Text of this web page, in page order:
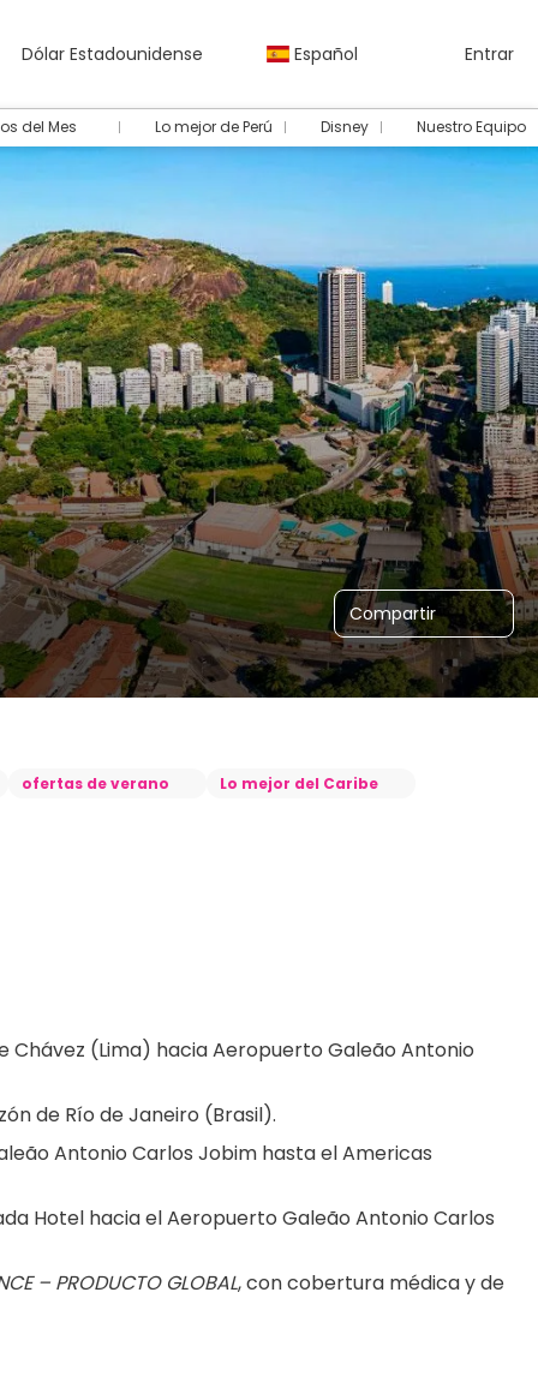
Dólar Estadounidense Español Entrar
del Mes Lo mejor de Perú Disney Nuestro Equipo
Compartir
ofertas de verano
Lo mejor del Caribe
(Lima) hacia Aeropuerto Galeão Antonio
de Río de Janeiro (Brasil).
Antonio Carlos Jobim hasta el Americas
Hotel hacia el Aeropuerto Galeão Antonio Carlos
– PRODUCTO GLOBAL, con cobertura médica y de